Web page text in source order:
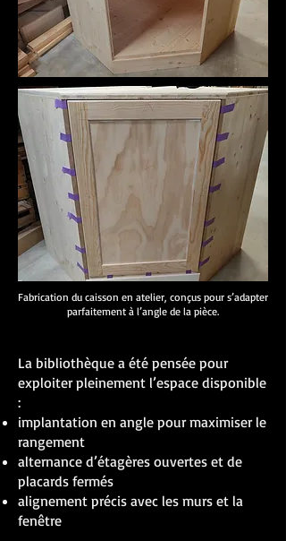
Fabrication du caisson en atelier, conçus pour s’adapter
parfaitement à l’angle de la pièce.
La bibliothèque a été pensée pour
exploiter pleinement l’espace disponible
:
implantation en angle pour maximiser le
rangement
alternance d’étagères ouvertes et de
placards fermés
alignement précis avec les murs et la
fenêtre